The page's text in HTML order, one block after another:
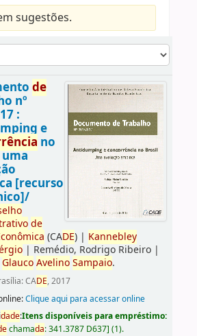
sugestões.
de
nº
:
e
no
[recurso
de
(CADE)| Kannebley
| Remédio, Rodrigo Ribeiro|
Glauco Avelino Sampaio.
CADE, 2017
Clique aqui para acessar online
dade:Itens disponíveis para empréstimo:
chamada:341.3787 D637] (1).